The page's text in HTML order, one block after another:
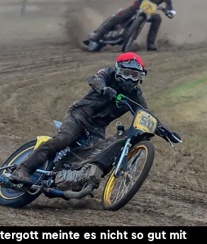
meinte es nicht so gut mit